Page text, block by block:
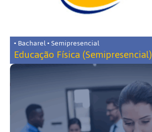
• Bacharel • Semipresencial
Educação Física (Semipresencial)